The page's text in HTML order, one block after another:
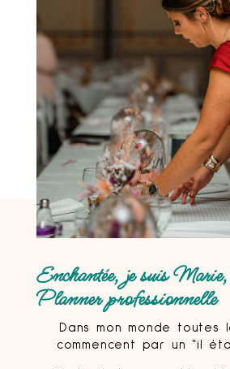
Enchantée, je suis
Planner professionnelle
Dans mon monde toutes
commencent par un “il